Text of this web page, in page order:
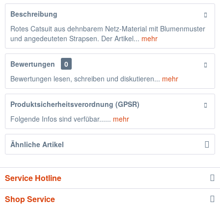
Beschreibung
Rotes Catsuit aus dehnbarem Netz-Material mit Blumenmuster
und angedeuteten Strapsen. Der Artikel... mehr
Bewertungen
0
Bewertungen lesen, schreiben und diskutieren... mehr
Produktsicherheitsverordnung (GPSR)
Folgende Infos sind verfübar...... mehr
Ähnliche Artikel
Service Hotline
Shop Service